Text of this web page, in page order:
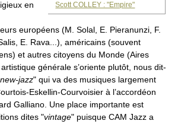
Scott COLLEY : "Empire"
en
européens (M. Solal, E. Pieranunzi, F.
E. Rava...), américains (souvent
et autres citoyens du Monde (Aires
générale s’oriente plutôt, nous dit-
new-jazz" qui va des musiques largement
Eskellin-Courvoisier à l’accordéon
Galliano. Une place importante est
dites "vintage" puisque CAM Jazz a